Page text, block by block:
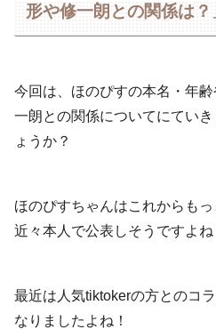
形や修一朗との関係は
今回は、ほのぴすの本名・年
一朗との関係についてにてい
ょうか？
ほのぴすちゃんはこれからも
近々本人で公表しそうですよね
最近は人気tiktokerの方とのコ
なりましたよね！